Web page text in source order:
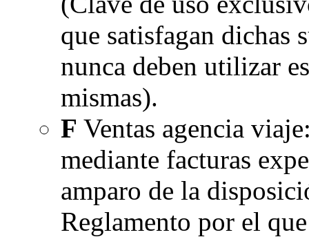
que satisfagan dichas
nunca deben utilizar
mismas).
F Ventas agencia
mediante facturas
amparo de la
Reglamento por el